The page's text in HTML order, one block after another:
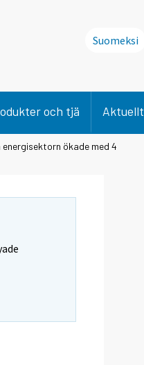
Suomeksi
och tjä Aktuellt
ökade med 4